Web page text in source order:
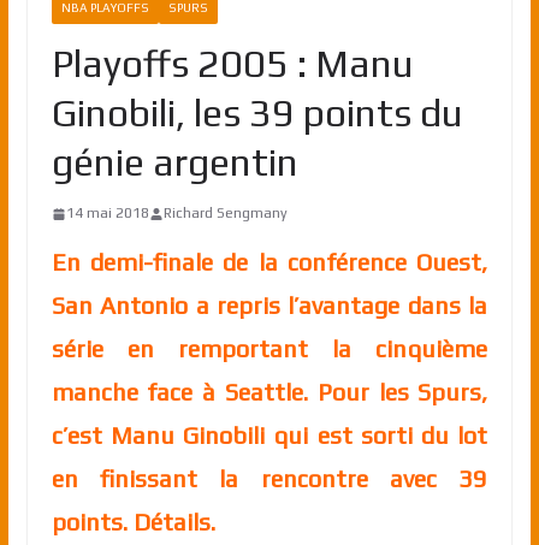
NBA PLAYOFFS SPURS
Playoffs 2005 : Manu
Ginobili, les 39 points du
génie argentin
14 mai 2018 Richard Sengmany
En demi-finale de la conférence Ouest,
San Antonio a repris l’avantage dans la
série en remportant la cinquième
manche face à Seattle. Pour les Spurs,
c’est Manu Ginobili qui est sorti du lot
en finissant la rencontre avec 39
points. Détails.